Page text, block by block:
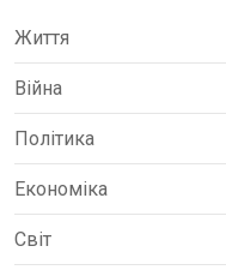
Життя
Війна
Політика
Економіка
Світ